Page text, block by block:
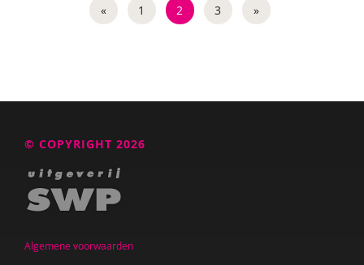
Jorn de Bruin
Sophie Burgers-Van Loon
Marianne Busser
« 1 2 3 »
© COPYRIGHT 2026
Algemene voorwaarden